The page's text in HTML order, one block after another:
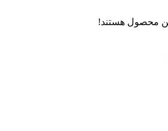
محصول هستند!